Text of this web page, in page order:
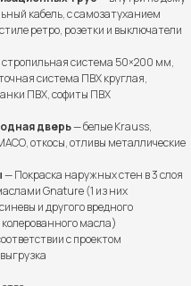
кабель, с самозатуханием
ретро, розетки и выключатели
система 50×200 мм,
система ПВХ круглая,
ПВХ, софиты ПВХ
дверь— белые Krauss,
откосы, отливы металлические
— Покраска наружных стен в 3 слоя
Gnature (1 из них
и другого вредного
колерованного масла)
с проектом